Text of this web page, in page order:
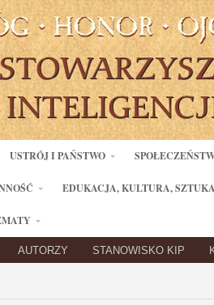
USTRÓJ I PAŃSTWO
EDUKACJA, KULTURA, SZTUKA
AUTORZY STANOWISKO KIP